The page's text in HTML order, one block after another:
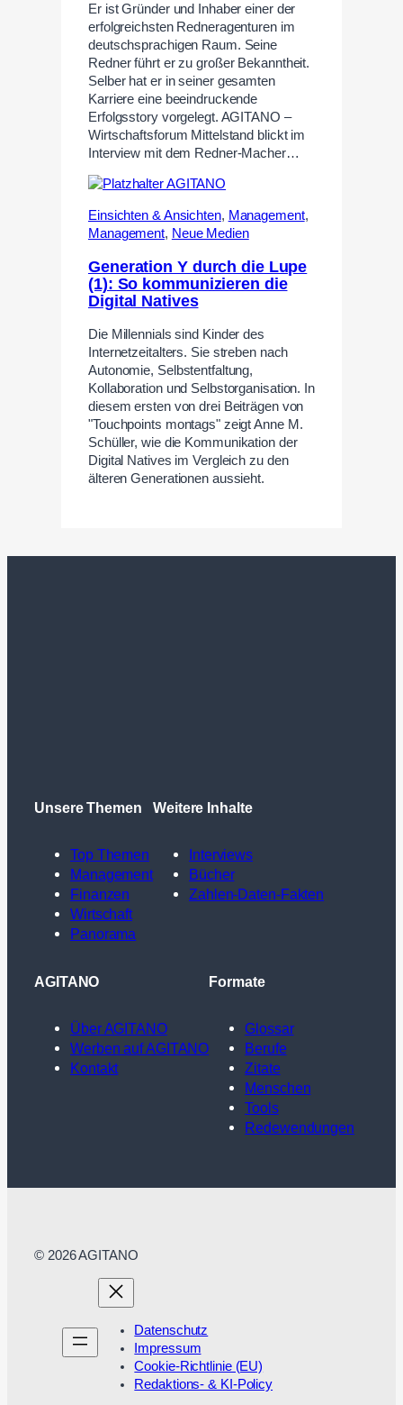
Er ist Gründer und Inhaber einer der
erfolgreichsten Redneragenturen im
deutschsprachigen Raum. Seine
Redner führt er zu großer Bekanntheit.
Selber hat er in seiner gesamten
Karriere eine beeindruckende
Erfolgsstory vorgelegt. AGITANO –
Wirtschaftsforum Mittelstand blickt im
Interview mit dem Redner-Macher…
Einsichten & Ansichten, Management,
Management, Neue Medien
Generation Y durch die Lupe
(1): So kommunizieren die
Digital Natives
Die Millennials sind Kinder des
Internetzeitalters. Sie streben nach
Autonomie, Selbstentfaltung,
Kollaboration und Selbstorganisation. In
diesem ersten von drei Beiträgen von
"Touchpoints montags" zeigt Anne M.
Schüller, wie die Kommunikation der
Digital Natives im Vergleich zu den
älteren Generationen aussieht.
Unsere Themen
Top Themen
Management
Finanzen
Wirtschaft
Panorama
Weitere Inhalte
Interviews
Bücher
Zahlen-Daten-Fakten
AGITANO
Über AGITANO
Werben auf AGITANO
Kontakt
Formate
Glossar
Berufe
Zitate
Menschen
Tools
Redewendungen
© 2026 AGITANO
Datenschutz
Impressum
Cookie-Richtlinie (EU)
Redaktions- & KI-Policy